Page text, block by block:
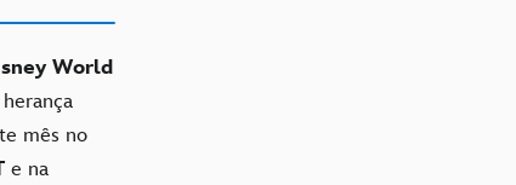
World
mês no
e na